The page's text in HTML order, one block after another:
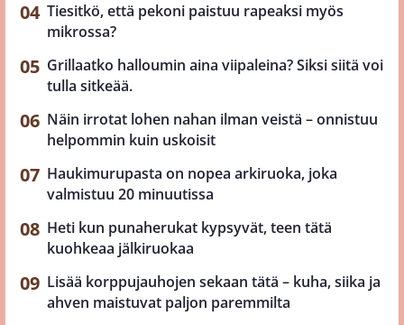
Tiesitkö, että pekoni paistuu rapeaksi myös
mikrossa?
Grillaatko halloumin aina viipaleina? Siksi siitä voi
tulla sitkeää.
Näin irrotat lohen nahan ilman veistä – onnistuu
helpommin kuin uskoisit
Haukimurupasta on nopea arkiruoka, joka
valmistuu 20 minuutissa
Heti kun punaherukat kypsyvät, teen tätä
kuohkeaa jälkiruokaa
Lisää korppujauhojen sekaan tätä – kuha, siika ja
ahven maistuvat paljon paremmilta